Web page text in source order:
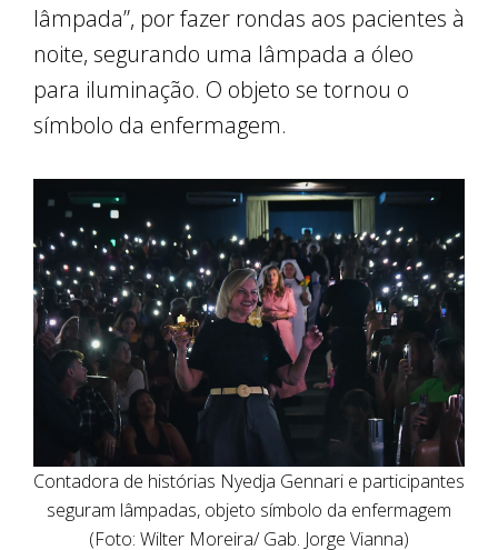
lâmpada”, por fazer rondas aos pacientes à
noite, segurando uma lâmpada a óleo
para iluminação. O objeto se tornou o
símbolo da enfermagem.
Contadora de histórias Nyedja Gennari e participantes
seguram lâmpadas, objeto símbolo da enfermagem
(Foto: Wilter Moreira/ Gab. Jorge Vianna)